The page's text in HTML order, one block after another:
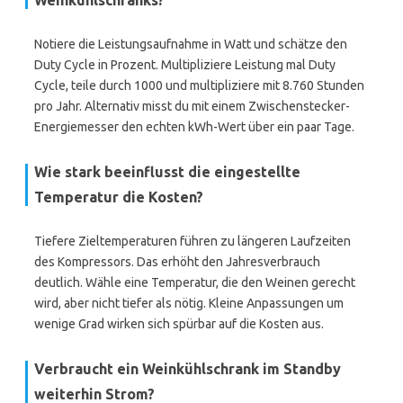
Notiere die Leistungsaufnahme in Watt und schätze den
Duty Cycle in Prozent. Multipliziere Leistung mal Duty
Cycle, teile durch 1000 und multipliziere mit 8.760 Stunden
pro Jahr. Alternativ misst du mit einem Zwischenstecker-
Energiemesser den echten kWh-Wert über ein paar Tage.
Wie stark beeinflusst die eingestellte
Temperatur die Kosten?
Tiefere Zieltemperaturen führen zu längeren Laufzeiten
des Kompressors. Das erhöht den Jahresverbrauch
deutlich. Wähle eine Temperatur, die den Weinen gerecht
wird, aber nicht tiefer als nötig. Kleine Anpassungen um
wenige Grad wirken sich spürbar auf die Kosten aus.
Verbraucht ein Weinkühlschrank im Standby
weiterhin Strom?